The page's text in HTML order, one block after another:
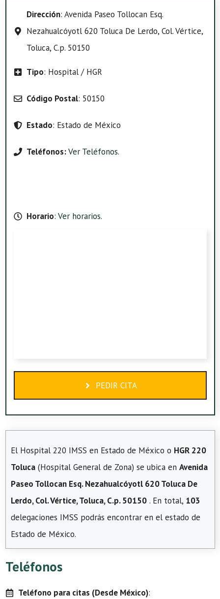
Dirección: Avenida Paseo Tollocan Esq.
Nezahualcóyotl 620 Toluca De Lerdo, Col. Vértice,
Toluca, C.p. 50150
Tipo: Hospital / HGR
Código Postal: 50150
Estado: Estado de México
Teléfonos:Ver Teléfonos.
Horario: Ver horarios.
PEDIR CITA
El Hospital 220 IMSS en Estado de México o HGR 220
Toluca (Hospital General de Zona) se ubica en Avenida
Paseo Tollocan Esq. Nezahualcóyotl 620 Toluca De
Lerdo, Col. Vértice, Toluca, C.p. 50150 . En total, 103
delegaciones IMSS podrás encontrar en el estado de
Estado de México.
Teléfonos
Teléfono para citas (Desde México):